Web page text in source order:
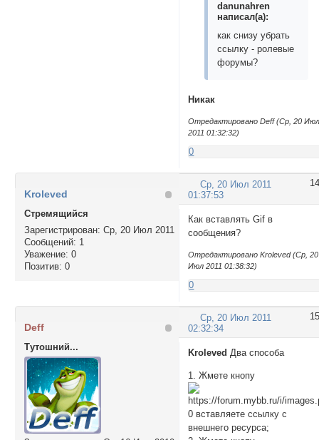
danunahren
написал(а):
как снизу убрать
ссылку - ролевые
форумы?
Никак
Отредактировано Deff (Ср, 20
2011 01:32:32)
0
14
Ср, 20 Июл 2011
01:37:53
Kroleved
Стремящийся
Зарегистрирован: Ср, 20 Июл 2011
Сообщений: 1
Уважение: 0
Позитив: 0
Как вставлять Gif в
сообщения?
Отредактировано Kroleved (Ср, 20
Июл 2011 01:38:32)
0
15
Ср, 20 Июл 2011
02:32:34
Deff
Тутошний...
Kroleved Два способа
1. Жмете кнопу
0 вставляете ссылку с
внешнего ресурса;